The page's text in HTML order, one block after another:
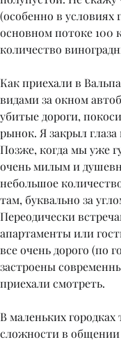
(особенно в условиях
основном потоке 100
количество
Как приехали в
видами за окном
убитые дороги,
рынок. Я закрыл
Позже, когда мы уже
очень милым и
небольшое
там, буквально за
Переодически
апартаменты или
все очень дорого (по
застроены
приехали смотреть.
В маленьких
сложности в